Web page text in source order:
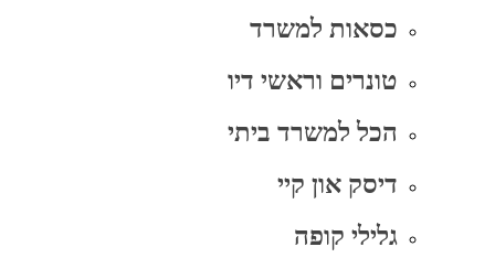
כסאות למשרד
טונרים וראשי דיו
הכל למשרד ביתי
דיסק און קיי
גלילי קופה